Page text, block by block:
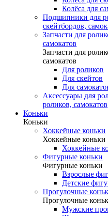
Колёса для
Подшипники для
скейтбордов,
Запчасти для
самокатов
Запчасти для
самокатов
Для роликов
Для скейтов
Для
Аксессуары для
роликов, самокатов
Коньки
Коньки
Хоккейные коньки
Хоккейные коньки
Хоккейные
Фигурные коньки
Фигурные коньки
Взрослые
Детские
Прогулочные
Прогулочные
Мужские